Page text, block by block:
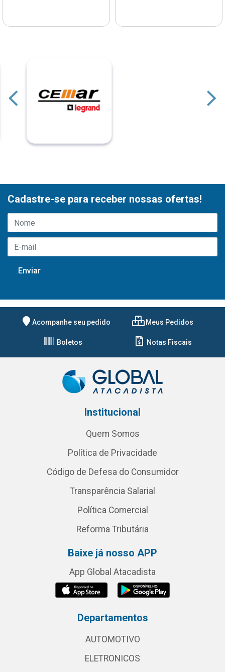
Cadastre-se para receber nossas ofertas!
Acompanhe seu pedido Meus Pedidos
Boletos Notas Fiscais
Institucional
Quem Somos
Política de Privacidade
Código de Defesa do Consumidor
Transparência Salarial
Política Comercial
Reforma Tributária
Baixe já nosso APP
App Global Atacadista
Departamentos
AUTOMOTIVO
ELETRONICOS